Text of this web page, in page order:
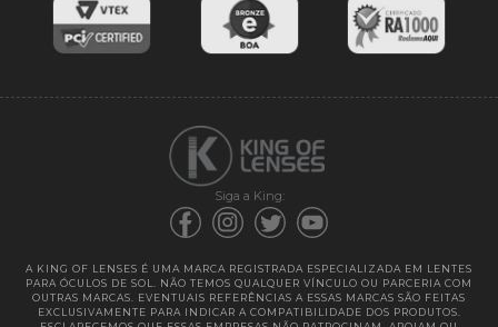
Entregas
Siga a King:
A KING OF LENSES É UMA MARCA REGISTRADA ESPECIALIZADA EM LENTES
PARA ÓCULOS DE SOL. NÃO TEMOS QUALQUER VÍNCULO OU PARCERIA COM
OUTRAS MARCAS. EVENTUAIS REFERÊNCIAS A ESSAS MARCAS SÃO FEITAS
EXCLUSIVAMENTE PARA INDICAR A COMPATIBILIDADE DOS PRODUTOS.